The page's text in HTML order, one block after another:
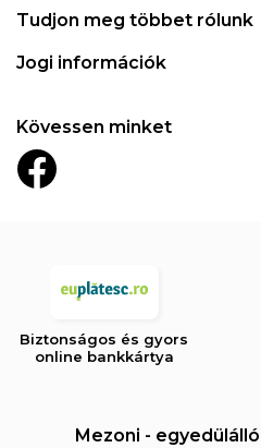
Tudjon meg többet rólunk
Jogi információk
Kövessen minket
Biztonságos és gyors
online bankkártya
Mezoni -